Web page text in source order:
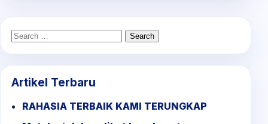
Search
Artikel Terbaru
RAHASIA TERBAIK KAMI TERUNGKAP